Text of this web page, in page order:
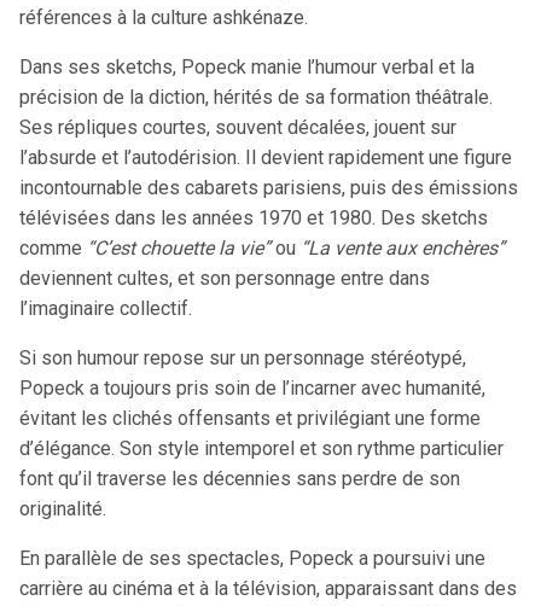
références à la culture ashkénaze.
Dans ses sketchs, Popeck manie l’humour verbal et la
précision de la diction, hérités de sa formation théâtrale.
Ses répliques courtes, souvent décalées, jouent sur
l’absurde et l’autodérision. Il devient rapidement une figure
incontournable des cabarets parisiens, puis des émissions
télévisées dans les années 1970 et 1980. Des sketchs
comme “C’est chouette la vie”ou “La vente aux enchères”
deviennent cultes, et son personnage entre dans
l’imaginaire collectif.
Si son humour repose sur un personnage stéréotypé,
Popeck a toujours pris soin de l’incarner avec humanité,
évitant les clichés offensants et privilégiant une forme
d’élégance. Son style intemporel et son rythme particulier
font qu’il traverse les décennies sans perdre de son
originalité.
En parallèle de ses spectacles, Popeck a poursuivi une
carrière au cinéma et à la télévision, apparaissant dans des